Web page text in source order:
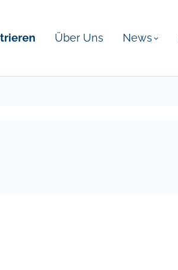
Über Uns News